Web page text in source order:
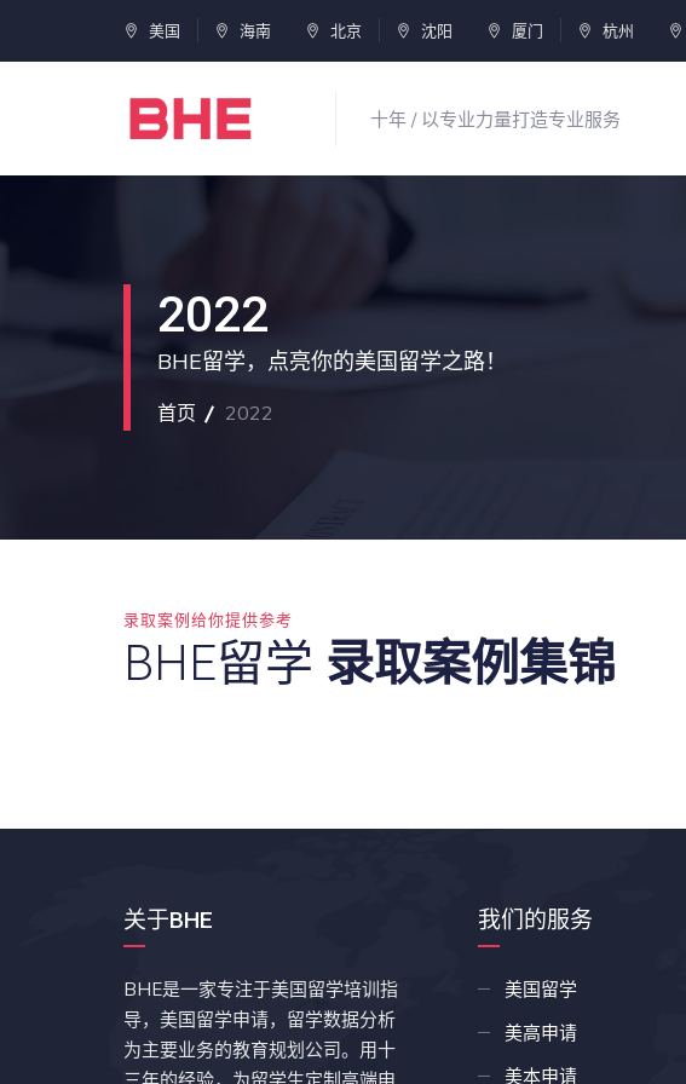
美国 海南 北京 沈阳 厦门 杭州
十年 / 以专业力量打造专业服务
2022
BHE留学，点亮你的美国留学之路！
首页 2022
录取案例给你提供参考
BHE留学 录取案例集锦
关于BHE
BHE是一家专注于美国留学培训指
导，美国留学申请，留学数据分析
为主要业务的教育规划公司。用十
我们的服务
美国留学
美高申请
美本申请